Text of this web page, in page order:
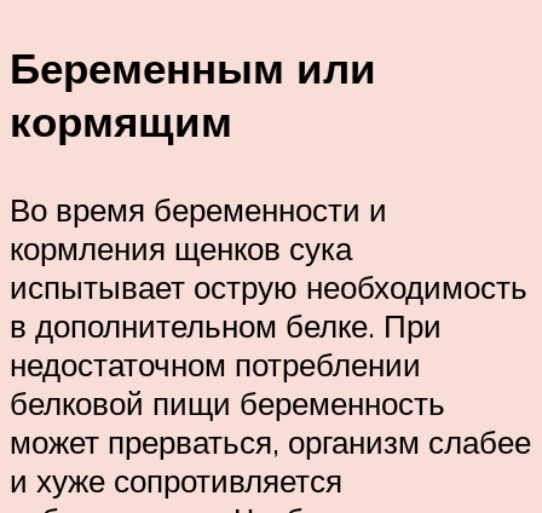
Беременным или
кормящим
Во время беременности и
кормления щенков сука
испытывает острую необходимость
в дополнительном белке. При
недостаточном потреблении
белковой пищи беременность
может прерваться, организм слабее
и хуже сопротивляется